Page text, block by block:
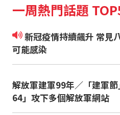
一周熱門話題
新冠疫情持續飆升 常見八大症狀 沒發燒也
可能感染
解放軍建軍99年／「建軍
64」攻下多個解放軍網站